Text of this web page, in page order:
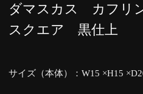
ダマスカス カフリ
スクエア 黒仕上
サイズ（本体）：W15 ×H15